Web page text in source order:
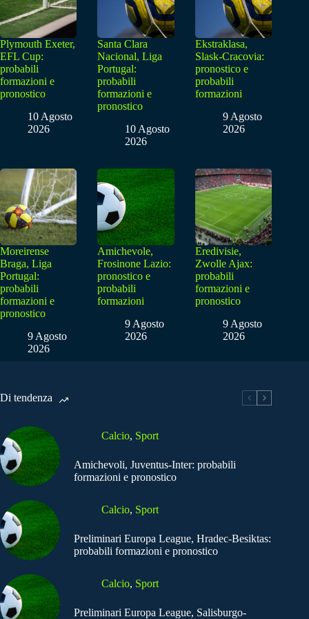
Plymouth Exeter,
EFL Cup:
probabili
formazioni e
pronostico
10 Agosto
2026
Santa Clara
Nacional, Liga
Portugal:
probabili
formazioni e
pronostico
10 Agosto
2026
Ekstraklasa,
Slask-Cracovia:
pronostico e
probabili
formazioni
9 Agosto
2026
Moreirense
Braga, Liga
Portugal:
probabili
formazioni e
pronostico
9 Agosto
2026
Amichevole,
Frosinone Lazio:
pronostico e
probabili
formazioni
9 Agosto
2026
Eredivisie,
Zwolle Ajax:
probabili
formazioni e
pronostico
9 Agosto
2026
Di tendenza
Calcio, Sport
Amichevoli, Juventus-Inter: probabili
formazioni e pronostico
Calcio, Sport
Preliminari Europa League, Hradec-Besiktas:
probabili formazioni e pronostico
Calcio, Sport
Preliminari Europa League, Salisburgo-